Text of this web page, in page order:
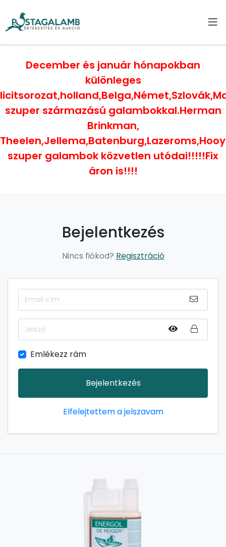
December és január hónapokban
különleges
szuper származású galambokkal.Herman
Brinkman,
szuper galambok közvetlen utódai!!!!!Fix
áron is!!!!
Bejelentkezés
Nincs fiókod? Regisztráció
Emlékezz rám
Bejelentkezés
Elfelejtettem a jelszavam